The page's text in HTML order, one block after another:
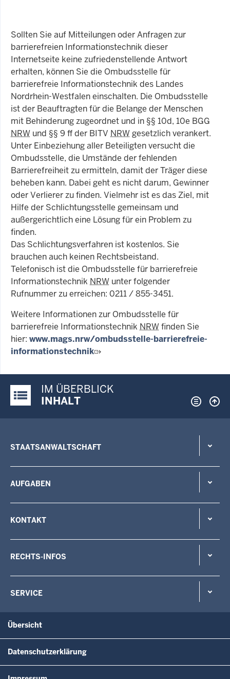
Sollten Sie auf Mitteilungen oder Anfragen zur
barrierefreien Informationstechnik dieser
Internetseite keine zufriedenstellende Antwort
erhalten, können Sie die Ombudsstelle für
barrierefreie Informationstechnik des Landes
Nordrhein-Westfalen einschalten. Die Ombudsstelle
ist der Beauftragten für die Belange der Menschen
mit Behinderung zugeordnet und in §§ 10d, 10e BGG
NRW und §§ 9 ff der BITV NRWgesetzlich verankert.
Unter Einbeziehung aller Beteiligten versucht die
Ombudsstelle, die Umstände der fehlenden
Barrierefreiheit zu ermitteln, damit der Träger diese
beheben kann. Dabei geht es nicht darum, Gewinner
oder Verlierer zu finden. Vielmehr ist es das Ziel, mit
Hilfe der Schlichtungsstelle gemeinsam und
außergerichtlich eine Lösung für ein Problem zu
finden.
Das Schlichtungsverfahren ist kostenlos. Sie
brauchen auch keinen Rechtsbeistand.
Telefonisch ist die Ombudsstelle für barrierefreie
Informationstechnik NRW unter folgender
Rufnummer zu erreichen: 0211 / 855-3451.
Weitere Informationen zur Ombudsstelle für
barrierefreie Informationstechnik NRWfinden Sie
hier: www.mags.nrw/ombudsstelle-barrierefreie-
informationstechnik
Justiz-Portal im Überblick:
IM ÜBERBLICK
INHALT
STAATSANWALTSCHAFT
AUFGABEN
KONTAKT
RECHTS-INFOS
SERVICE
Übersicht
Datenschutzerklärung